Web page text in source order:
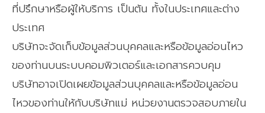
ที่ปรึกษาหรือผู้ให้บริการ เป็นต้น ทั้งในประเทศและต่าง
ประเทศ
บริษัทจะจัดเก็บข้อมูลส่วนบุคคลและหรือข้อมูลอ่อนไหว
ของท่านบนระบบคอมพิวเตอร์และเอกสารควบคุม
บริษัทอาจเปิดเผยข้อมูลส่วนบุคคลและหรือข้อมูลอ่อน
ไหวของท่านให้กับบริษัทแม่ หน่วยงานตรวจสอบภายใน